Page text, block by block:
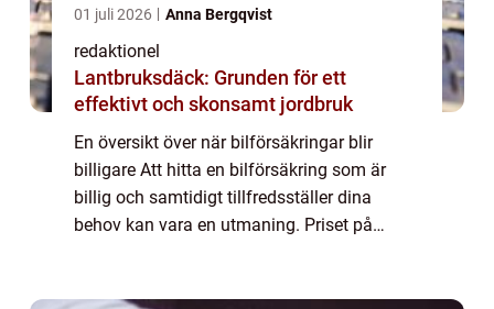
01 juli 2026 Anna Bergqvist
redaktionel
Lantbruksdäck: Grunden för ett
effektivt och skonsamt jordbruk
En översikt över när bilförsäkringar blir
billigare Att hitta en bilförsäkring som är
billig och samtidigt tillfredsställer dina
behov kan vara en utmaning. Priset på